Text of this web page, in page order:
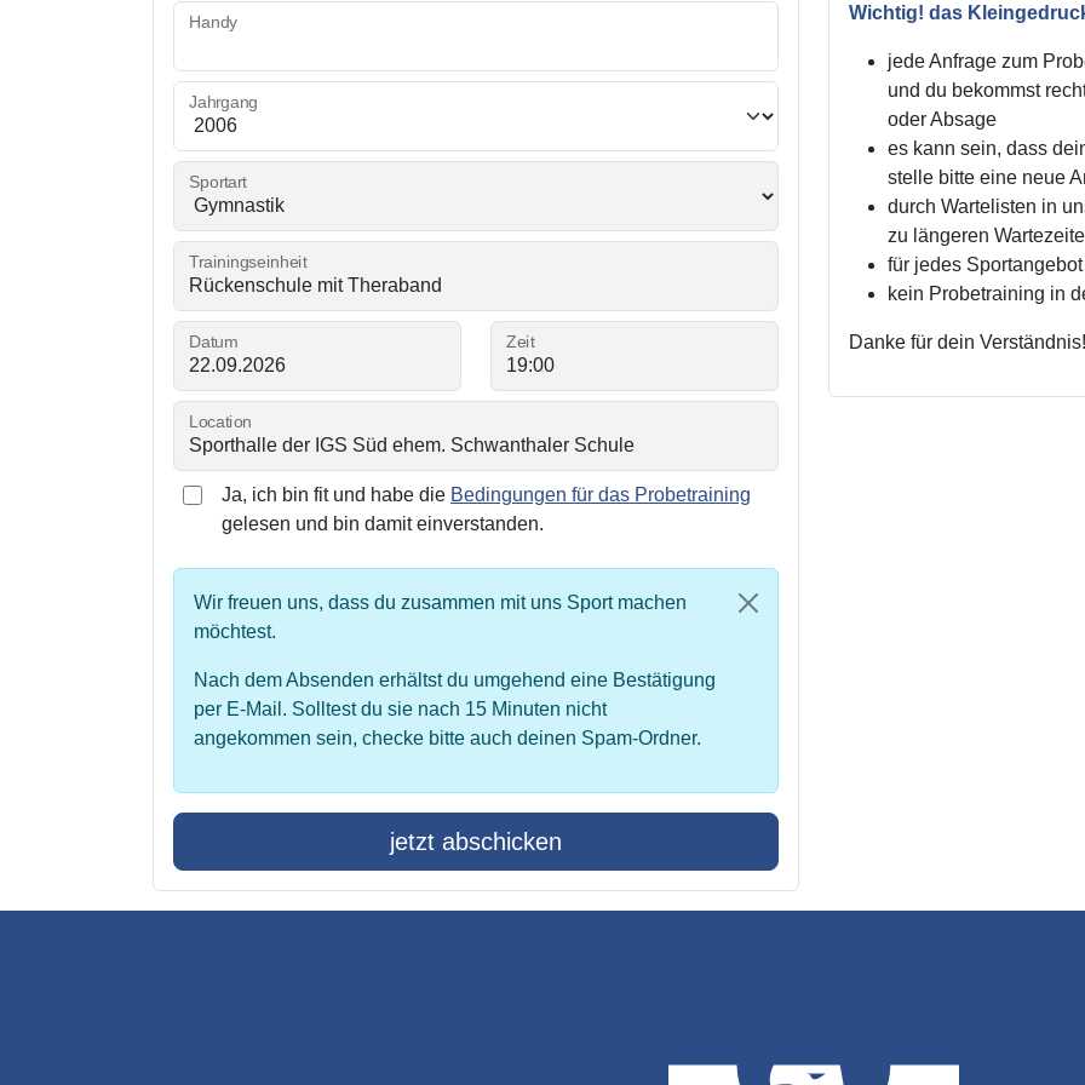
Handy
Jahrgang
Sportart
Trainingseinheit
Datum Zeit
Location
Ja, ich bin fit und habe die Bedingungen für das Probetraining
gelesen und bin damit einverstanden.
Wir freuen uns, dass du zusammen mit uns Sport machen
möchtest.
Nach dem Absenden erhältst du umgehend eine Bestätigung
per E-Mail. Solltest du sie nach 15 Minuten nicht
angekommen sein, checke bitte auch deinen Spam-Ordner.
jetzt abschicken
Wichtig! das
jede Anfrage zum
und du bekommst
oder Absage
es kann sein, dass
stelle bitte eine neue
durch Wartelisten in
zu längeren
für jedes
kein Probetraining in
Danke für dein Verständnis!